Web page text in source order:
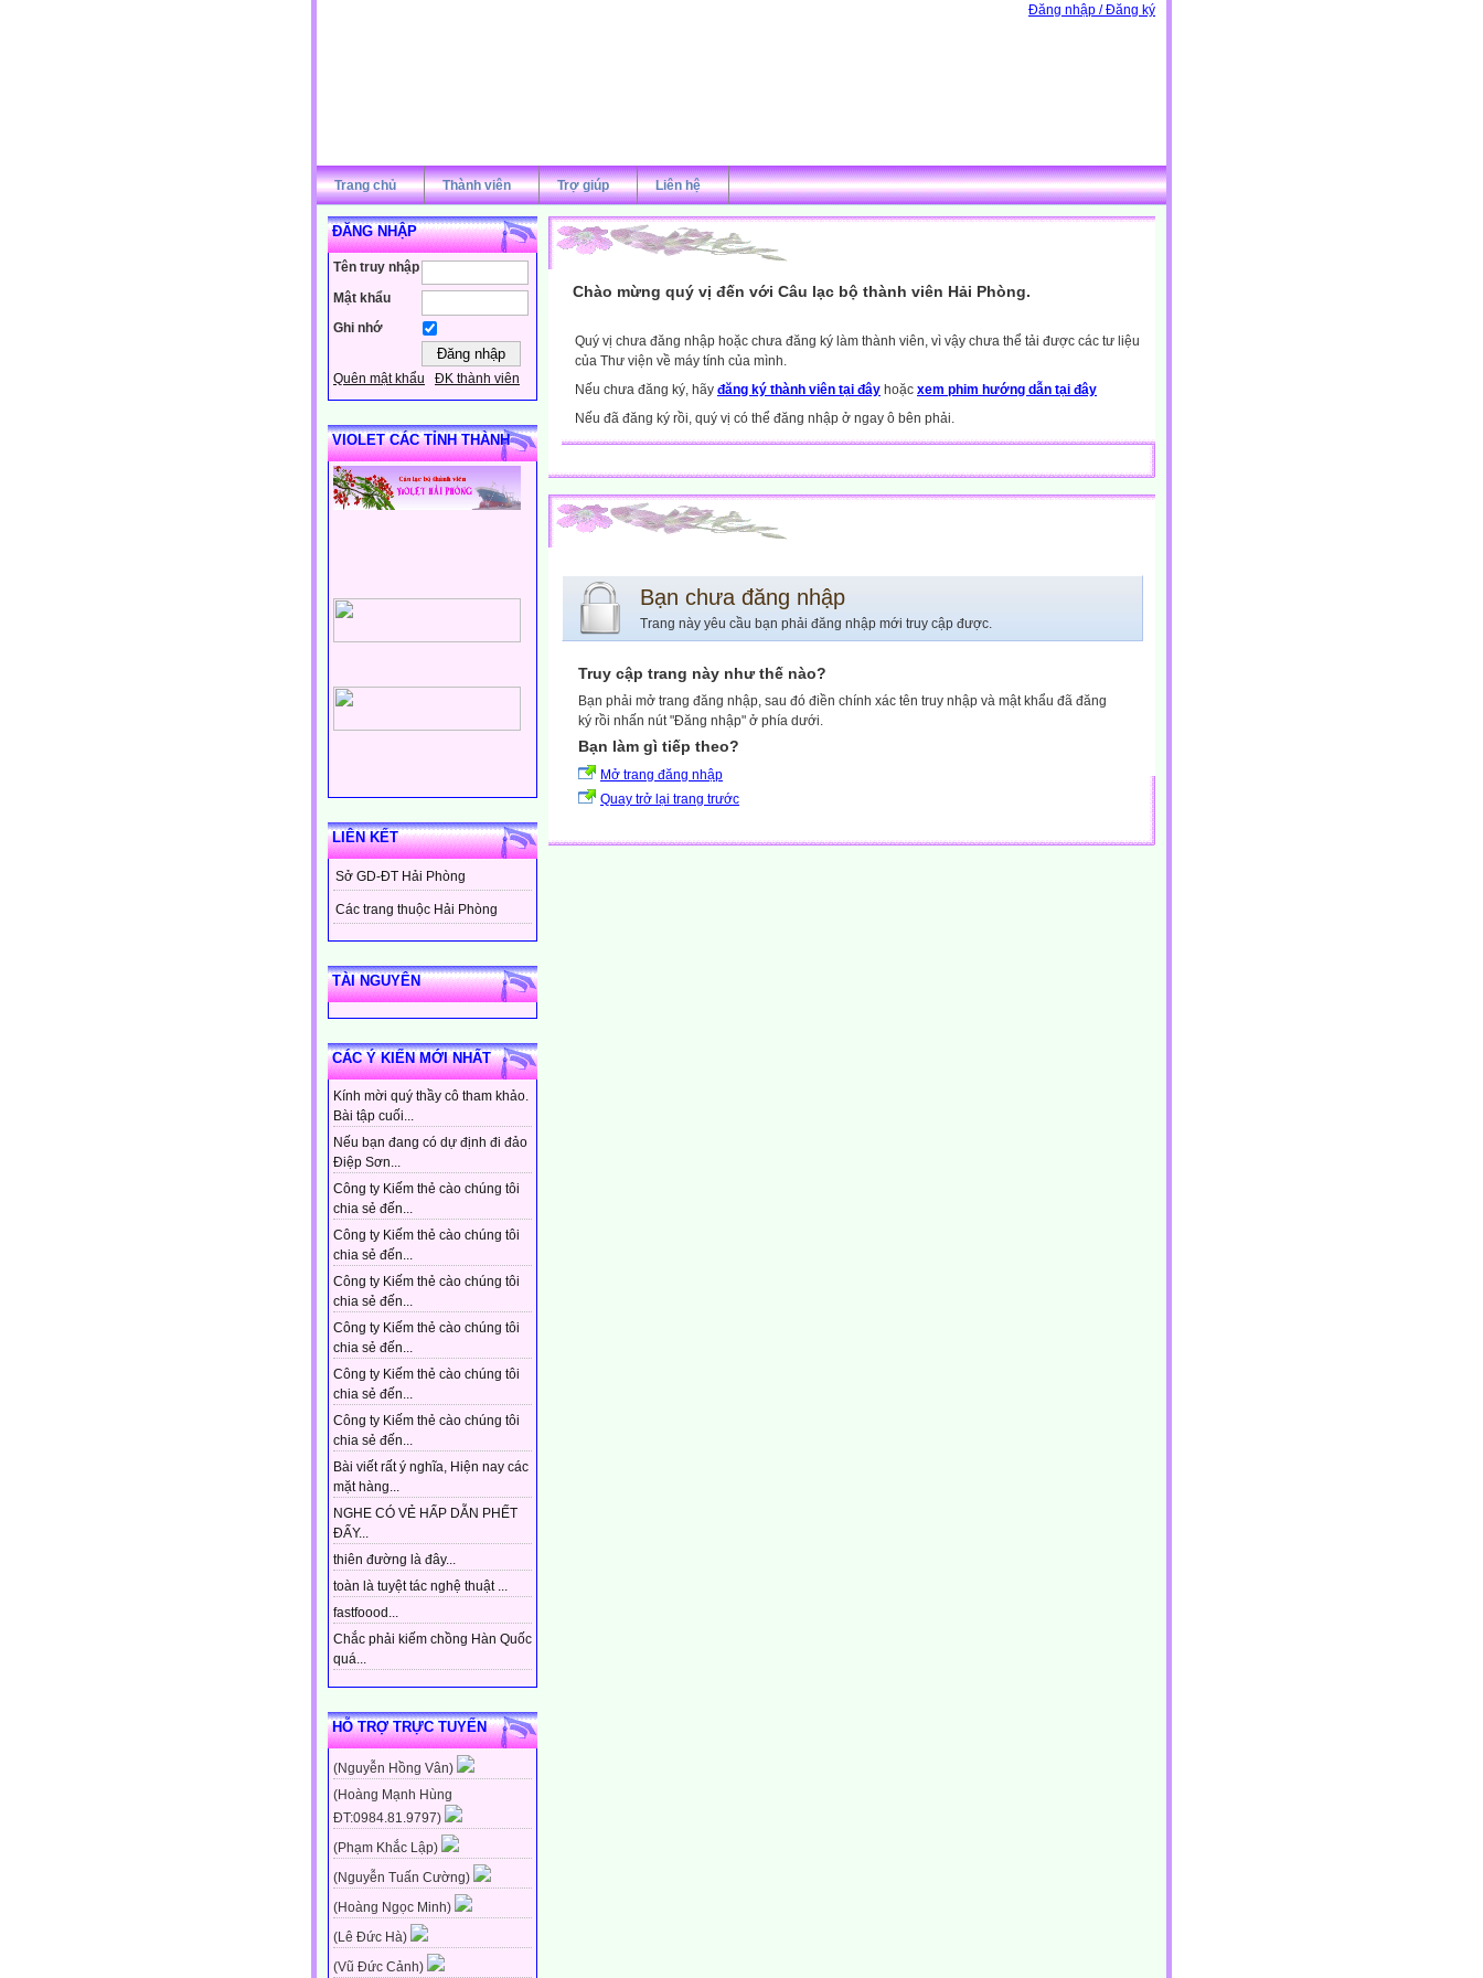
Đăng nhập / Đăng ký
Trang chủ Thành viên Trợ giúp Liên hệ
ĐĂNG NHẬP
Tên truy nhập
Mật khẩu
Ghi nhớ
Quên mật khẩu ĐK thành viên
VIOLET CÁC TỈNH THÀNH
LIÊN KẾT
Sở GD-ĐT Hải Phòng
Các trang thuộc Hải Phòng
TÀI NGUYÊN
CÁC Ý KIẾN MỚI NHẤT
Kính mời quý thầy cô tham khảo.
Bài tập cuối...
Nếu bạn đang có dự định đi đảo
Điệp Sơn...
Công ty Kiếm thẻ cào chúng tôi
chia sẻ đến...
Công ty Kiếm thẻ cào chúng tôi
chia sẻ đến...
Công ty Kiếm thẻ cào chúng tôi
chia sẻ đến...
Công ty Kiếm thẻ cào chúng tôi
chia sẻ đến...
Công ty Kiếm thẻ cào chúng tôi
chia sẻ đến...
Công ty Kiếm thẻ cào chúng tôi
chia sẻ đến...
Bài viết rất ý nghĩa, Hiện nay các
mặt hàng...
NGHE CÓ VẺ HẤP DẪN PHẾT
ĐẤY...
thiên đường là đây...
toàn là tuyệt tác nghệ thuật ...
fastfoood...
Chắc phải kiếm chồng Hàn Quốc
quá...
HỖ TRỢ TRỰC TUYẾN
(Nguyễn Hồng Vân)
(Hoàng Mạnh Hùng
ĐT:0984.81.9797)
(Phạm Khắc Lập)
(Nguyễn Tuấn Cường)
(Hoàng Ngọc Minh)
(Lê Đức Hà)
(Vũ Đức Cảnh)
Chào mừng quý vị đến với Câu lạc bộ thành viên Hải Phòng.
Quý vị chưa đăng nhập hoặc chưa đăng ký làm thành viên, vì vậy chưa thể tải được các tư liệu
của Thư viện về máy tính của mình.
Nếu chưa đăng ký, hãy đăng ký thành viên tại đây hoặc xem phim hướng dẫn tại đây
Nếu đã đăng ký rồi, quý vị có thể đăng nhập ở ngay ô bên phải.
Bạn chưa đăng nhập
Trang này yêu cầu bạn phải đăng nhập mới truy cập được.
Truy cập trang này như thế nào?
Bạn phải mở trang đăng nhập, sau đó điền chính xác tên truy nhập và mật khẩu đã đăng
ký rồi nhấn nút "Đăng nhập" ở phía dưới.
Bạn làm gì tiếp theo?
Mở trang đăng nhập
Quay trở lại trang trước